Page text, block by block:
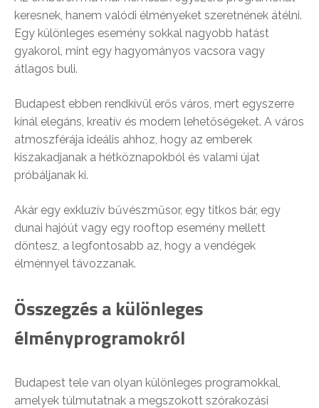
keresnek, hanem valódi élményeket szeretnének átélni.
Egy különleges esemény sokkal nagyobb hatást
gyakorol, mint egy hagyományos vacsora vagy
átlagos buli.
Budapest ebben rendkívül erős város, mert egyszerre
kínál elegáns, kreatív és modern lehetőségeket. A város
atmoszférája ideális ahhoz, hogy az emberek
kiszakadjanak a hétköznapokból és valami újat
próbáljanak ki.
Akár egy exkluzív bűvészműsor, egy titkos bár, egy
dunai hajóút vagy egy rooftop esemény mellett
döntesz, a legfontosabb az, hogy a vendégek
élménnyel távozzanak.
Összegzés a különleges
élményprogramokról
Budapest tele van olyan különleges programokkal,
amelyek túlmutatnak a megszokott szórakozási